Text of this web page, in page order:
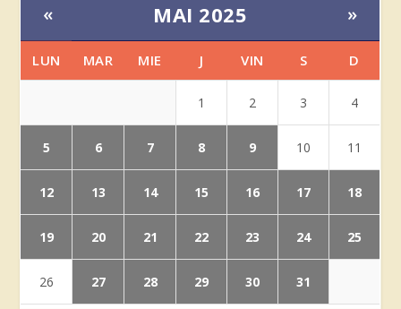
« MAI 2025 »
LUN MAR MIE J VIN S D
1 2 3 4
5 6 7 8 9 10 11
12 13 14 15 16 17 18
19 20 21 22 23 24 25
26 27 28 29 30 31